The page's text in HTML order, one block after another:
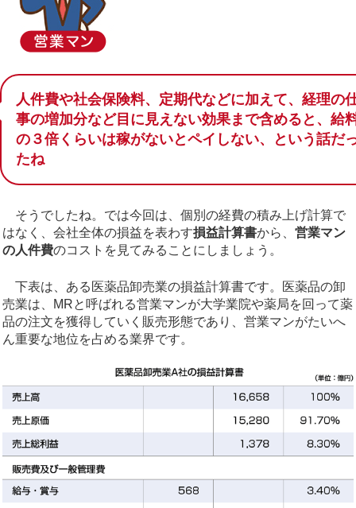
人件費や社会保険料、定期代などに加えて、経理の
事の増加分など目に見えない効果まで含めると、給
の３倍くらいは稼がないとペイしない、という話だ
たね
そうでしたね。では今回は、個別の経費の積み上げ計算で
はなく、会社全体の損益を表わす損益計算書から、 営業マン
の人件費のコストを見てみることにしましょう。
下表は、ある医薬品卸売業の損益計算書です。医薬品の卸
売業は、MRと呼ばれる営業マンが大学業院や薬局を回って薬
品の注文を獲得していく販売形態であり、営業マンがたいへ
ん重要な地位を占める業界です。